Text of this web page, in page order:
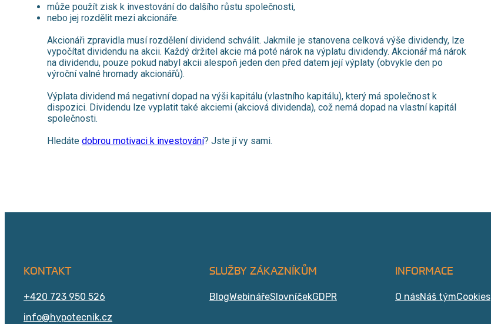
může použít zisk k investování do dalšího růstu společnosti,
nebo jej rozdělit mezi akcionáře.
Akcionáři zpravidla musí rozdělení dividend schválit. Jakmile je stanovena celková výše dividendy, lze
vypočítat dividendu na akcii. Každý držitel akcie má poté nárok na výplatu dividendy. Akcionář má nárok
na dividendu, pouze pokud nabyl akcii alespoň jeden den před datem její výplaty (obvykle den po
výroční valné hromady akcionářů).
Výplata dividend má negativní dopad na výši kapitálu (vlastního kapitálu), který má společnost k
dispozici. Dividendu lze vyplatit také akciemi (akciová dividenda), což nemá dopad na vlastní kapitál
společnosti.
Hledáte dobrou motivaci k investování? Jste jí vy sami.
KONTAKT
+420 723 950 526
info@hypotecnik.cz
SLUŽBY ZÁKAZNÍKŮM
BlogWebinářeSlovníčekGDPR
INFORMACE
O násNáš týmCookies